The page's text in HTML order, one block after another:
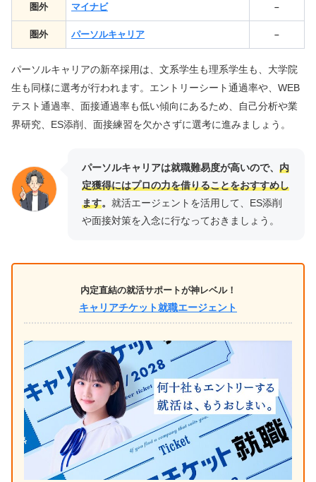
圏外 マイナビ –
圏外 パーソルキャリア –
パーソルキャリアの新卒採用は、文系学生も理系学生も、大学院
生も同様に選考が行われます。エントリーシート通過率や、WEB
テスト通過率、面接通過率も低い傾向にあるため、自己分析や業
界研究、ES添削、面接練習を欠かさずに選考に進みましょう。
パーソルキャリアは就職難易度が高いので、 内
定獲得にはプロの力を借りることをおすすめし
ます。 就活エージェントを活用して、ES添削
や面接対策を入念に行なっておきましょう。
内定直結の就活サポートが神レベル！
キャリアチケット就職エージェント